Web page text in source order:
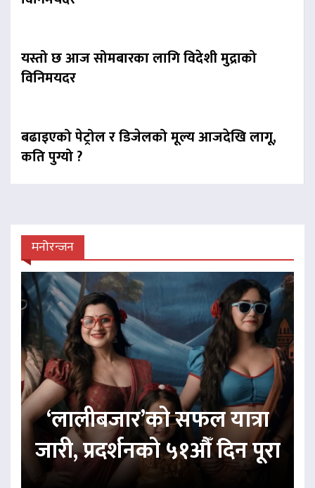
यस्तो छ आज सोमबारका लागि विदेशी मुद्राको
विनिमयदर
बढाइएको पेट्रोल र डिजेलको मूल्य आजदेखि लागू,
कति पुग्यो ?
मनोरन्जन
‘लालीबजार’को सफल यात्रा
जारी, प्रदर्शनको ५१औँ दिन पूरा